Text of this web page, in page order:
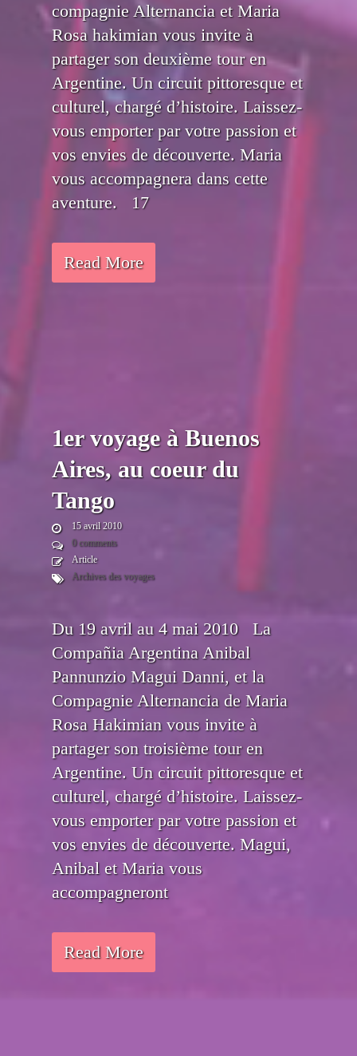
compagnie Alternancia et Maria
Rosa hakimian vous invite à
partager son deuxième tour en
Argentine. Un circuit pittoresque et
culturel, chargé d’histoire. Laissez-
vous emporter par votre passion et
vos envies de découverte. Maria
vous accompagnera dans cette
aventure. 17
Read More
1er voyage à Buenos
Aires, au coeur du
Tango
15 avril 2010
0 comments
Article
Archives des voyages
Du 19 avril au 4 mai 2010 La
Compañia Argentina Anibal
Pannunzio Magui Danni, et la
Compagnie Alternancia de Maria
Rosa Hakimian vous invite à
partager son troisième tour en
Argentine. Un circuit pittoresque et
culturel, chargé d’histoire. Laissez-
vous emporter par votre passion et
vos envies de découverte. Magui,
Anibal et Maria vous
accompagneront
Read More